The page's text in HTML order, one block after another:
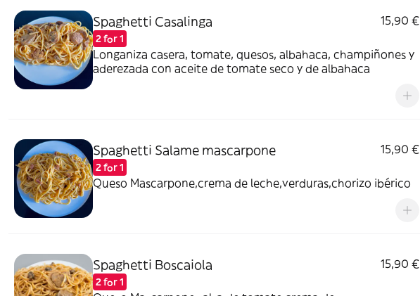
Spaghetti Casalinga
2 for 1
15,90 €
Longaniza casera, tomate, quesos, albahaca, champiñones y
aderezada con aceite de tomate seco y de albahaca
Spaghetti Salame mascarpone
2 for 1
15,90 €
Queso Mascarpone,crema de leche,verduras,chorizo ibérico
Spaghetti Boscaiola
2 for 1
15,90 €